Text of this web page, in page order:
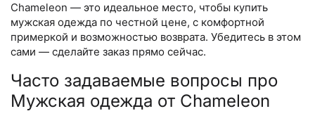
Chameleon — это идеальное место, чтобы купить
мужская одежда по честной цене, с комфортной
примеркой и возможностью возврата. Убедитесь в этом
сами — сделайте заказ прямо сейчас.
Часто задаваемые вопросы про
Мужская одежда от Chameleon